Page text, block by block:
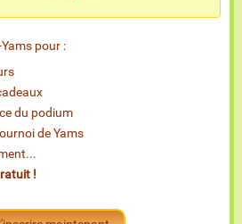
pour :
du podium
de Yams
!